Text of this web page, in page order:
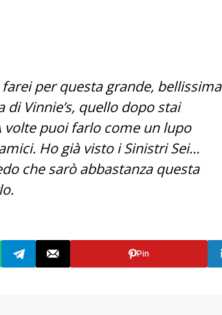
per questa grande, bellissima
Vinnie’s, quello dopo stai
volte puoi farlo come un lupo
Ho già visto i Sinistri Sei…
che sarò abbastanza questa
Pin